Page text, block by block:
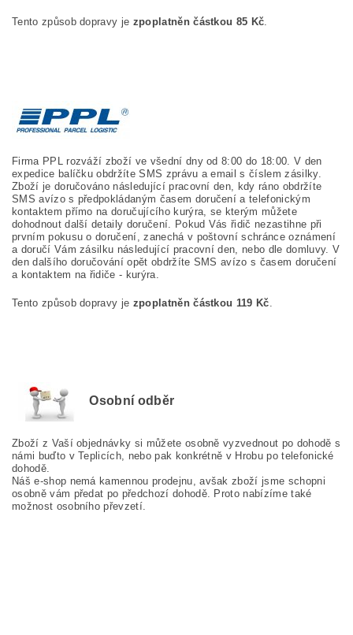
Tento způsob dopravy je zpoplatněn částkou 85 Kč
Firma PPL rozváží zboží ve všední dny od 8:00 do 18:00. V den
expedice balíčku obdržíte SMS zprávu a email s číslem zásilky.
Zboží je doručováno následující pracovní den, kdy ráno obdržíte
SMS avízo s předpokládaným časem doručení a telefonickým
kontaktem přímo na doručujícího kurýra, se kterým můžete
dohodnout další detaily doručení. Pokud Vás řidič nezastihne při
prvním pokusu o doručení, zanechá v poštovní schránce oznámení
a doručí Vám zásilku následující pracovní den, nebo dle domluvy. V
den dalšího doručování opět obdržíte SMS avízo s časem doručení
a kontaktem na řidiče - kurýra.
Tento způsob dopravy je zpoplatněn částkou 119 Kč
Osobní odběr
Zboží z Vaší objednávky si můžete osobně vyzvednout po dohodě s
námi buďto v Teplicích, nebo pak konkrétně v Hrobu po telefonické
dohodě.
Náš e-shop nemá kamennou prodejnu, avšak zboží jsme schopni
osobně vám předat po předchozí dohodě. Proto nabízíme také
možnost osobního převzetí.